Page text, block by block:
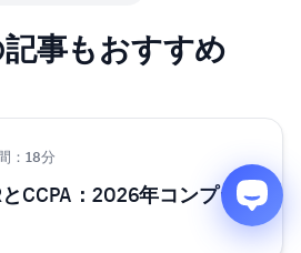
事もおすすめ
：18分
とCCPA：2026年コンプラ